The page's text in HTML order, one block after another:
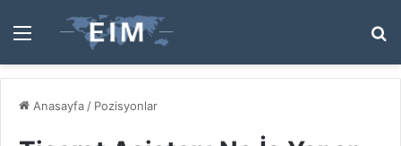
Menü
...
Anasayfa / Pozisyonlar